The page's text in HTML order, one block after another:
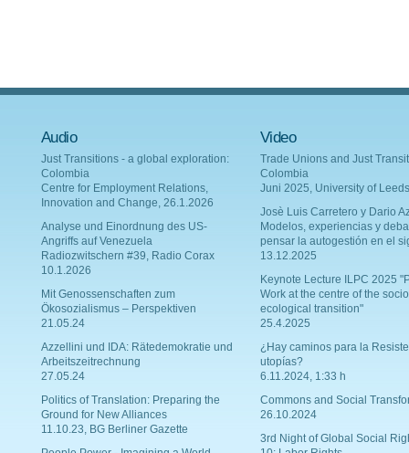
Audio
Just Transitions - a global exploration:
Colombia
Centre for Employment Relations,
Innovation and Change, 26.1.2026
Analyse und Einordnung des US-
Angriffs auf Venezuela
Radiozwitschern #39, Radio Corax
10.1.2026
Mit Genossenschaften zum
Ökosozialismus – Perspektiven
21.05.24
Azzellini und IDA: Rätedemokratie und
Arbeitszeitrechnung
27.05.24
Politics of Translation: Preparing the
Ground for New Alliances
11.10.23, BG Berliner Gazette
Video
Trade Unions and Just
Colombia
Juni 2025, University of Leeds
Josè Luis Carretero y Dario
Modelos, experiencias y
pensar la autogestión en el
13.12.2025
Keynote Lecture ILPC 2025
Work at the centre of the
ecological transition"
25.4.2025
¿Hay caminos para la
utopías?
6.11.2024, 1:33 h
Commons and Social
26.10.2024
3rd Night of Global Social